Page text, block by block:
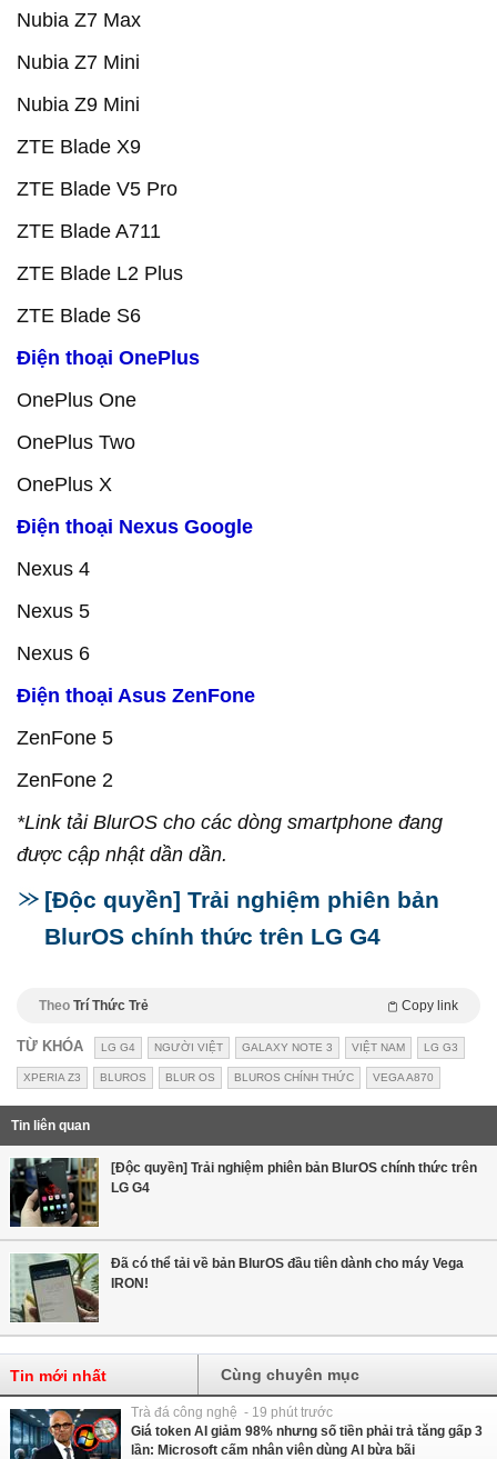
Nubia Z7 Max
Nubia Z7 Mini
Nubia Z9 Mini
ZTE Blade X9
ZTE Blade V5 Pro
ZTE Blade A711
ZTE Blade L2 Plus
ZTE Blade S6
Điện thoại OnePlus
OnePlus One
OnePlus Two
OnePlus X
Điện thoại Nexus Google
Nexus 4
Nexus 5
Nexus 6
Điện thoại Asus ZenFone
ZenFone 5
ZenFone 2
*Link tải BlurOS cho các dòng smartphone đang
được cập nhật dần dần.
[Độc quyền] Trải nghiệm phiên bản
BlurOS chính thức trên LG G4
Theo Trí Thức Trẻ Copy link
TỪ KHÓA LG G4 NGƯỜI VIỆT GALAXY NOTE 3 VIỆT NAM LG G3
XPERIA Z3 BLUROS BLUR OS BLUROS CHÍNH THỨC VEGA A870
Tin liên quan
[Độc quyền] Trải nghiệm phiên bản BlurOS chính thức trên
LG G4
Đã có thể tải về bản BlurOS đầu tiên dành cho máy Vega
IRON!
Tin mới nhất Cùng chuyên mục
Trà đá công nghệ - 19 phút trước
Giá token AI giảm 98% nhưng số tiền phải trả tăng gấp 3
lần: Microsoft cấm nhân viên dùng AI bừa bãi